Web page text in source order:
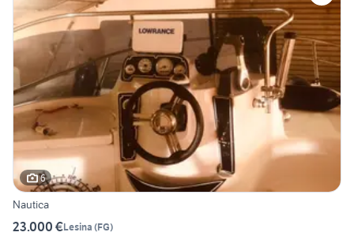
6
Nautica
23.000 €Lesina (FG)